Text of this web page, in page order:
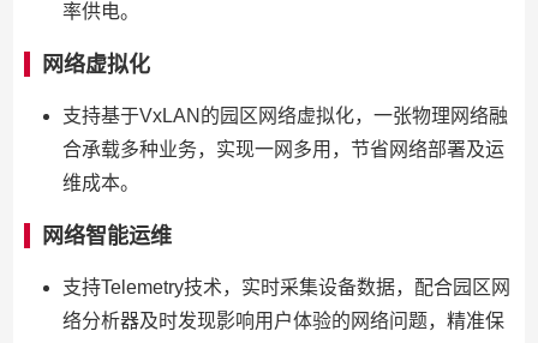
率供电。
网络虚拟化
支持基于VxLAN的园区网络虚拟化，一张物理网络融
合承载多种业务，实现一网多用，节省网络部署及运
维成本。
网络智能运维
支持Telemetry技术，实时采集设备数据，配合园区网
络分析器及时发现影响用户体验的网络问题，精准保